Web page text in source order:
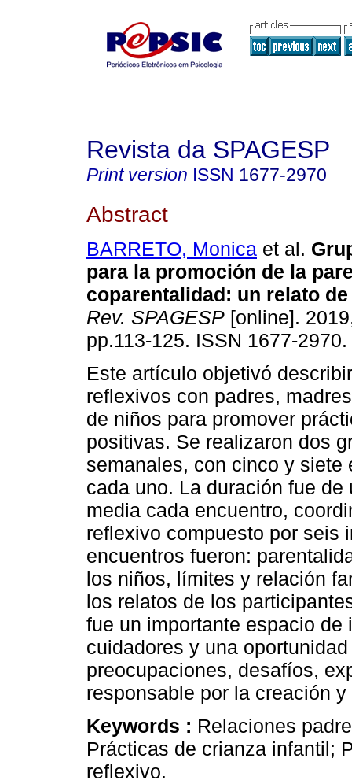
Revista da SPAGESP
Print version ISSN 1677-2970
Abstract
BARRETO, Monica et al.
para la promoción de la
coparentalidad: un relato
Rev. SPAGESP [online].
pp.113-125. ISSN 1677-2970.
Este artículo objetivó
reflexivos con padres,
de niños para promover
positivas. Se realizaron dos
semanales, con cinco y siete
cada uno. La duración fue de
media cada encuentro,
reflexivo compuesto por seis
encuentros fueron:
los niños, límites y relación
los relatos de los
fue un importante espacio
cuidadores y una
preocupaciones, desafíos,
responsable por la creación
Keywords : Relaciones
Prácticas de crianza infantil;
reflexivo.